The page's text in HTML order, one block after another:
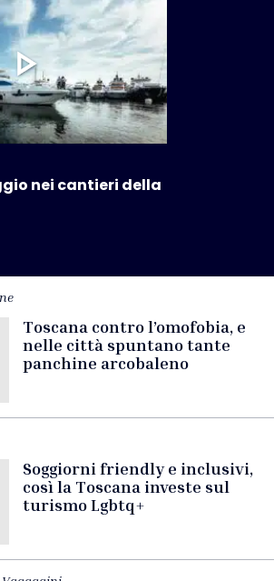
nei cantieri della
Toscana contro l’omofobia, e
nelle città spuntano tante
panchine arcobaleno
Soggiorni friendly e inclusivi,
così la Toscana investe sul
turismo Lgbtq+